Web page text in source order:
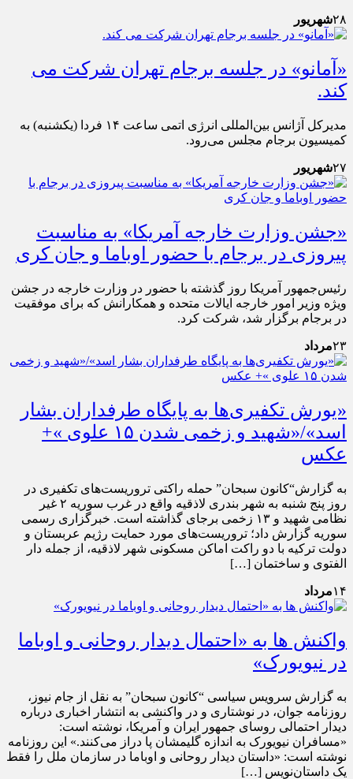
۲۸شهریور
«آمانو» در جلسه برجام تهران شرکت می
کند.
مدیرکل آژانس بین‌المللی انرژی اتمی ساعت ۱۴ فردا (یکشنبه) به
کمیسیون برجام مجلس می‌رود.
۲۷شهریور
«جشن وزارت خارجه آمریکا» به مناسبت
پیروزی در برجام با حضور اوباما و جان کری
رئیس‌جمهور آمریکا روز گذشته با حضور در وزارت خارجه در جشن
ویژه وزیر امور خارجه ایالات متحده و همکارانش که برای موفقیت
در برجام برگزار شد، شرکت کرد.
۲۳مرداد
«یورش تکفیری‌ها به پایگاه طرفداران بشار
اسد»/«شهید و زخمی شدن ۱۵ علوی »+
عکس
به گزارش“کانون سبحان” حمله راکتی تروریست‌های تکفیری در
روز پنج شنبه به شهر بندری لاذقیه واقع در غرب سوریه ۲ غیر
نظامی شهید و ۱۳ زخمی برجای گذاشته است. خبرگزاری رسمی
سوریه گزارش داد؛ تروریست‌های مورد حمایت رژیم عربستان و
دولت ترکیه با دو راکت اماکن مسکونی شهر لاذقیه، از جمله دار
الفتوی و ساختمان […]
۱۴مرداد
واکنش ها به «احتمال دیدار روحانی و اوباما
در نیویورک»
به گزارش سرویس سیاسی “کانون سبحان” به نقل از جام نیوز،
روزنامه جوان، در نوشتاری و در واکنشی به انتشار اخباری درباره
دیدار احتمالی روسای جمهور ایران و آمریکا، نوشته است:
«مسافران نیویورک به اندازه گلیمشان پا دراز می‌کنند.» این روزنامه
نوشته است: «داستان دیدار روحانی و اوباما در سازمان ملل را فقط
یک داستان‌نویس […]